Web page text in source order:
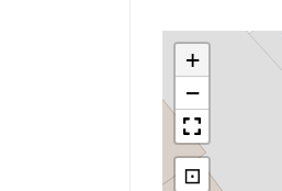
+
−
⊡